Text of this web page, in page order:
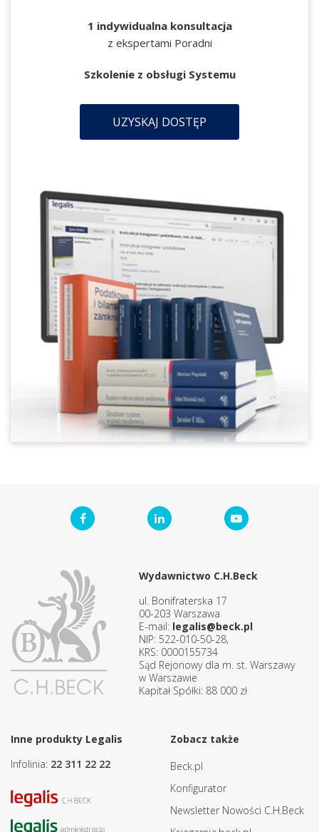
1 indywidualna konsultacja
z ekspertami Poradni
Szkolenie z obsługi Systemu
UZYSKAJ DOSTĘP
Wydawnictwo C.H.Beck
ul. Bonifraterska 17
00-203 Warszawa
E-mail: legalis@beck.pl
NIP: 522-010-50-28,
KRS: 0000155734
Sąd Rejonowy dla m. st. Warszawy
w Warszawie
Kapitał Spółki: 88 000 zł
Inne produkty Legalis
Infolinia: 22 311 22 22
Zobacz także
Beck.pl
Konfigurator
Newsletter Nowości C.H.Beck